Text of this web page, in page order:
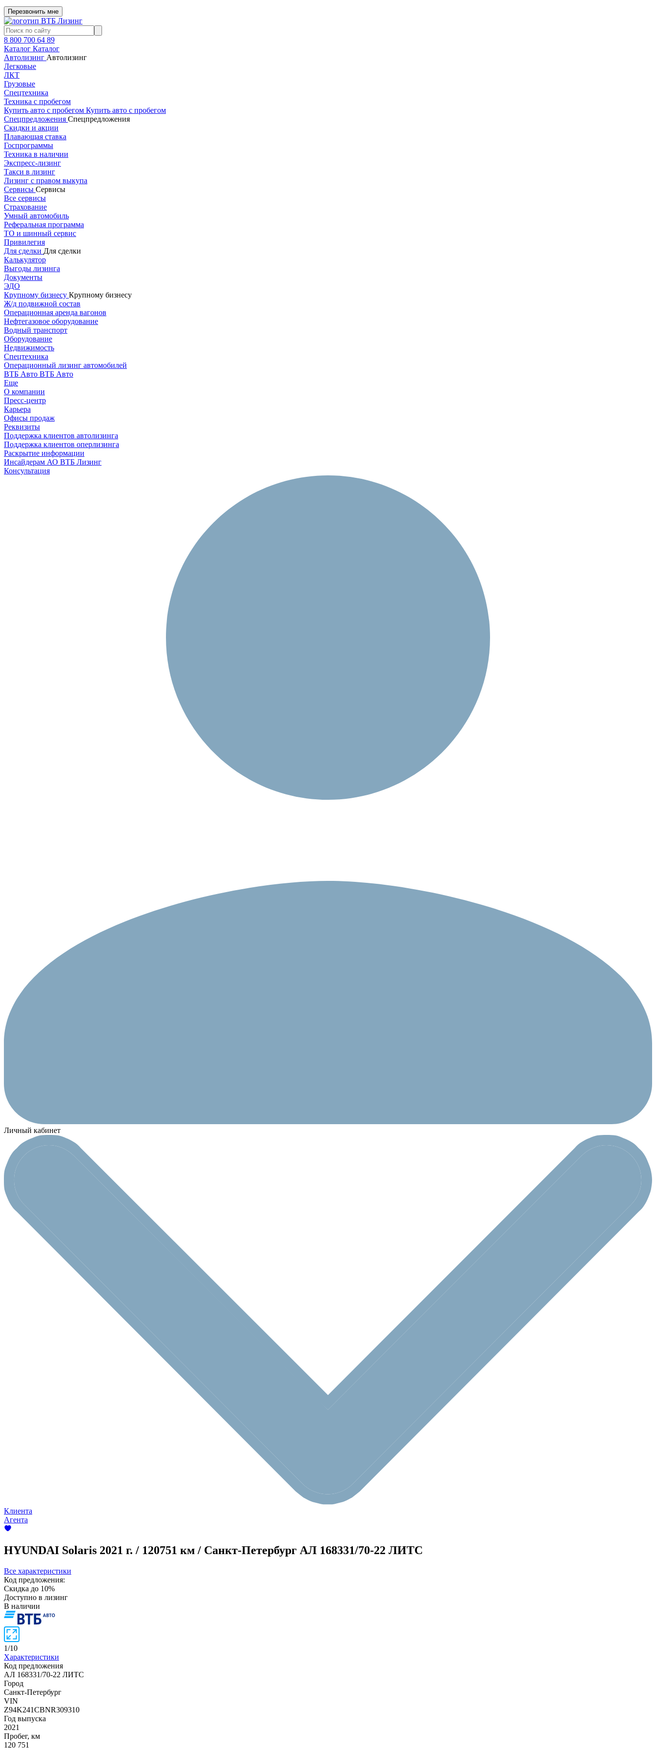
Перезвонить мне
8 800 700 64 89
Каталог Каталог
Автолизинг Автолизинг
Легковые
ЛКТ
Грузовые
Спецтехника
Техника с пробегом
Купить авто с пробегом Купить авто с пробегом
Спецпредложения Спецпредложения
Скидки и акции
Плавающая ставка
Госпрограммы
Техника в наличии
Экспресс-лизинг
Такси в лизинг
Лизинг с правом выкупа
Сервисы Сервисы
Все сервисы
Страхование
Умный автомобиль
Реферальная программа
ТО и шинный сервис
Привилегия
Для сделки Для сделки
Калькулятор
Выгоды лизинга
Документы
ЭДО
Крупному бизнесу Крупному бизнесу
Ж/д подвижной состав
Операционная аренда вагонов
Нефтегазовое оборудование
Водный транспорт
Оборудование
Недвижимость
Спецтехника
Операционный лизинг автомобилей
ВТБ Авто ВТБ Авто
Еще
О компании
Пресс-центр
Карьера
Офисы продаж
Реквизиты
Поддержка клиентов автолизинга
Поддержка клиентов оперлизинга
Раскрытие информации
Инсайдерам АО ВТБ Лизинг
Консультация
Личный кабинет
Клиента
Агента
HYUNDAI Solaris 2021 г. / 120751 км / Санкт-Петербург АЛ 168331/70-22 ЛИТС
Все характеристики
Код предложения:
Скидка до 10%
Доступно в лизинг
В наличии
1/10
Характеристики
Код предложения
АЛ 168331/70-22 ЛИТС
Город
Санкт-Петербург
VIN
Z94K241CBNR309310
Год выпуска
2021
Пробег, км
120 751